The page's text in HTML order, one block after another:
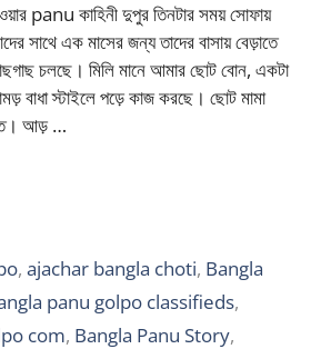
panu কাহিনী দুপুর তিনটার সময় সোফায়
সাথে এক মাসের জন্য তাদের বাসায় বেড়াতে
চলছে। মিলি মানে আমার ছোট বোন, একটা
বাধা স্টাইলে পড়ে কাজ করছে। ছোট মামা
আড় …
,ajachar bangla choti, Bangla
panu golpo classifieds,
com, Bangla Panu Story,